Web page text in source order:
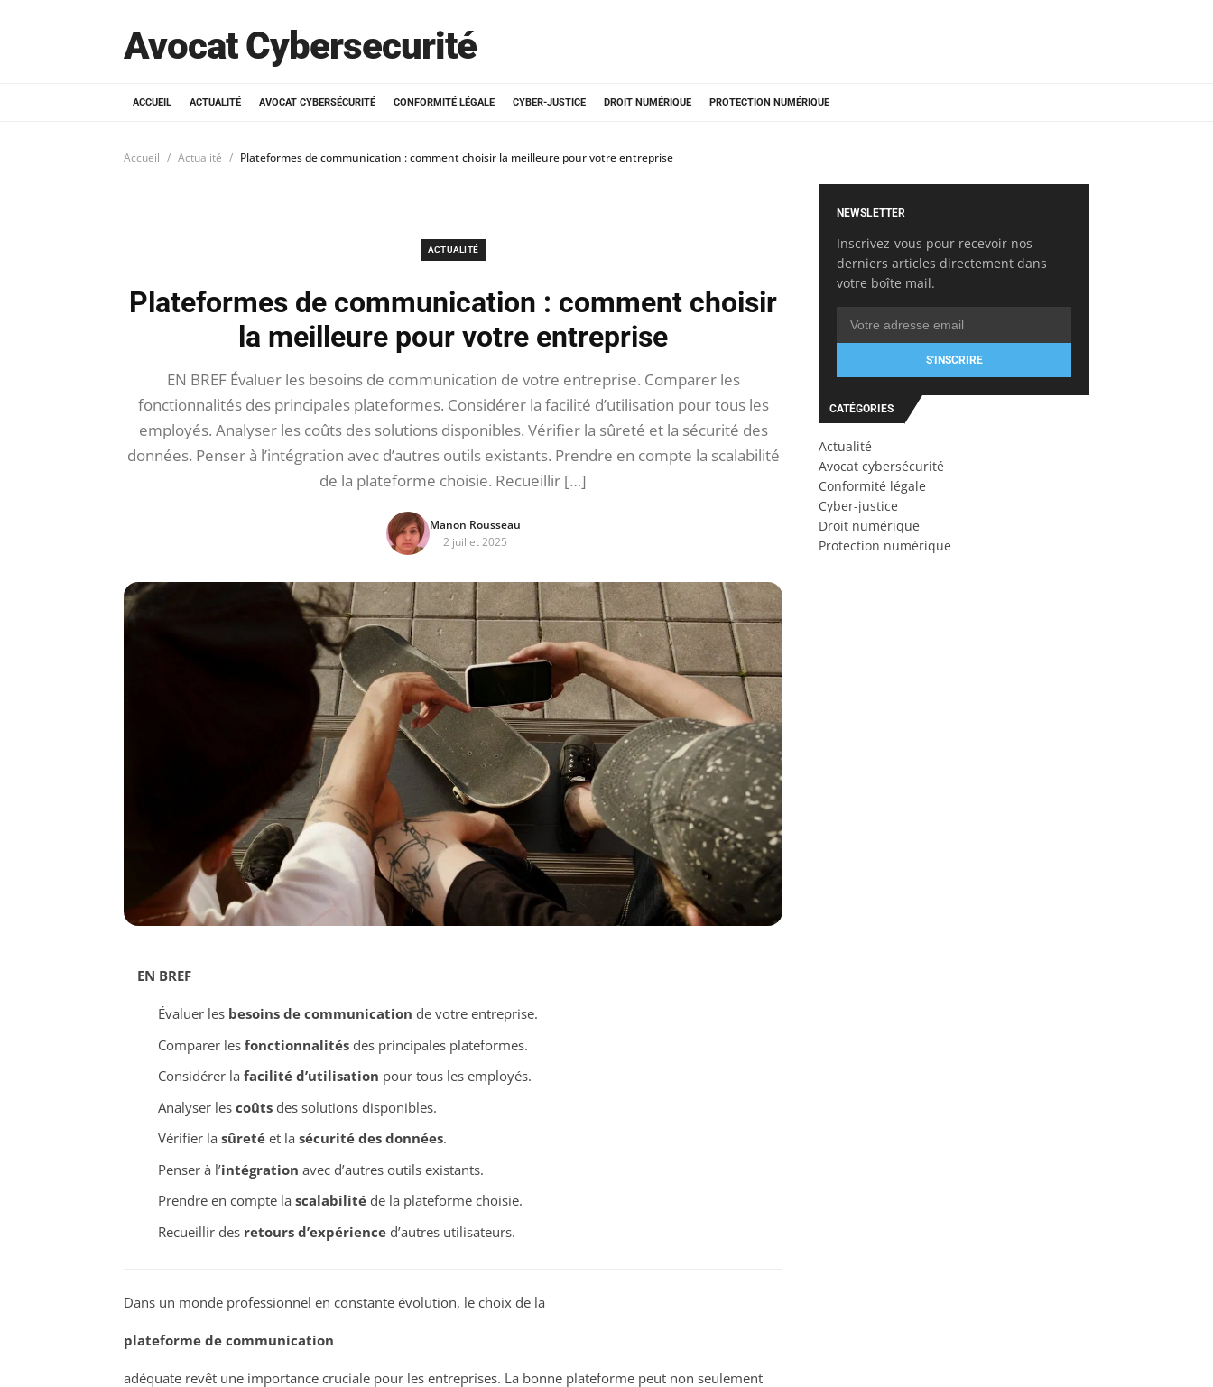
Avocat Cybersecurité
ACCUEIL ACTUALITÉ AVOCAT CYBERSÉCURITÉ CONFORMITÉ LÉGALE CYBER-JUSTICE DROIT NUMÉRIQUE PROTECTION NUMÉRIQUE
Accueil Actualité Plateformes de communication : comment choisir la meilleure pour votre entreprise
ACTUALITÉ
Plateformes de communication : comment choisir
la meilleure pour votre entreprise
EN BREF Évaluer les besoins de communication de votre entreprise. Comparer les
fonctionnalités des principales plateformes. Considérer la facilité d’utilisation pour tous les
employés. Analyser les coûts des solutions disponibles. Vérifier la sûreté et la sécurité des
données. Penser à l’intégration avec d’autres outils existants. Prendre en compte la scalabilité
de la plateforme choisie. Recueillir […]
Manon Rousseau
2 juillet 2025
EN BREF
Évaluer les besoins de communication de votre entreprise.
Comparer les fonctionnalitésdes principales plateformes.
Considérer la facilité d’utilisation pour tous les employés.
Analyser les coûtsdes solutions disponibles.
Vérifier la sûretéet la sécurité des données.
Penser à l’intégration avec d’autres outils existants.
Prendre en compte la scalabilitéde la plateforme choisie.
Recueillir des retours d’expérienced’autres utilisateurs.
Dans un monde professionnel en constante évolution, le choix de la
plateforme de communication
adéquate revêt une importance cruciale pour les entreprises. La bonne plateforme peut non seulement
NEWSLETTER
Inscrivez-vous pour recevoir nos
derniers articles directement dans
votre boîte mail.
S'INSCRIRE
CATÉGORIES
Actualité
Avocat cybersécurité
Conformité légale
Cyber-justice
Droit numérique
Protection numérique